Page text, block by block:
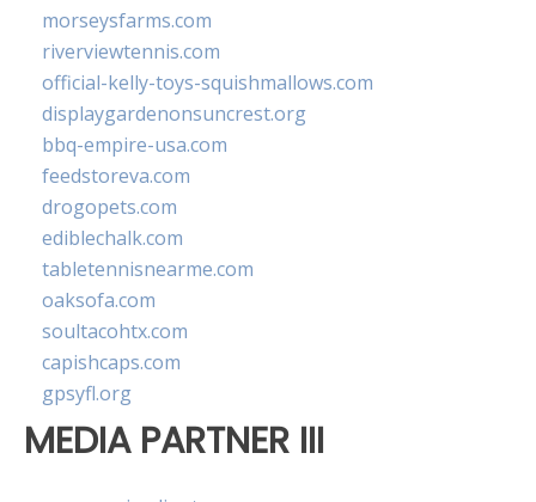
morseysfarms.com
riverviewtennis.com
official-kelly-toys-squishmallows.com
displaygardenonsuncrest.org
bbq-empire-usa.com
feedstoreva.com
drogopets.com
ediblechalk.com
tabletennisnearme.com
oaksofa.com
soultacohtx.com
capishcaps.com
gpsyfl.org
MEDIA PARTNER III